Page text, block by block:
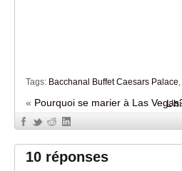
Tags: Bacchanal Buffet Caesars Palace
« Pourquoi se marier à Las
10 réponses